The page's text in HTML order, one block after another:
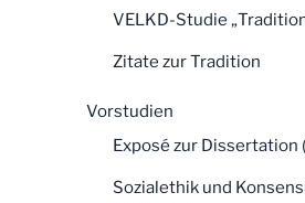
VELKD-Studie
Zitate zur Tradition
Vorstudien
Exposé zur Dissertation
Sozialethik und